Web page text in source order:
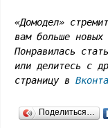
«Домодел»
вам больше новых
Понравилась
или делитесь с
страницу в
Поделиться…